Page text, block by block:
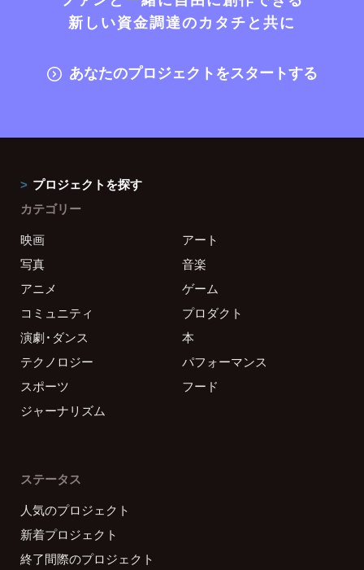
新しい資金調達のカタチと共に
あなたのプロジェクトをスタートする
プロジェクトを探す
カテゴリー
映画
アート
写真
音楽
アニメ
ゲーム
コミュニティ
プロダクト
演劇・ダンス
本
テクノロジー
パフォーマンス
スポーツ
フード
ジャーナリズム
ステータス
人気のプロジェクト
新着プロジェクト
終了間際のプロジェクト